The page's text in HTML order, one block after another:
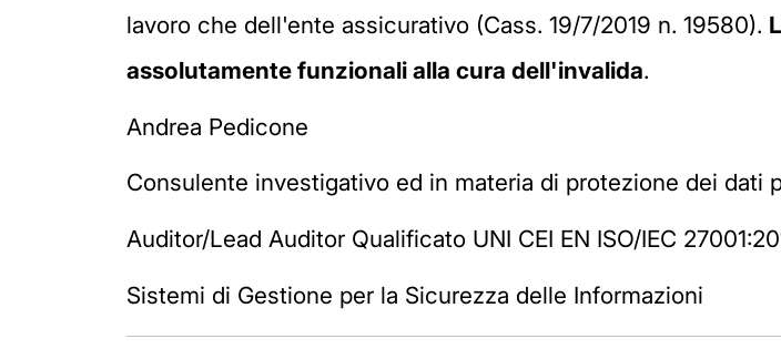
lavoro che dell'ente assicurativo (Cass. 19/7/2019 n. 19580).
assolutamente funzionali alla cura dell'invalida.
Andrea Pedicone
Consulente investigativo ed in materia di protezione dei dati
Auditor/Lead Auditor Qualificato UNI CEI EN ISO/IEC
Sistemi di Gestione per la Sicurezza delle Informazioni